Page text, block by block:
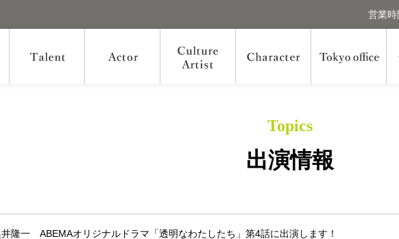
営業
Topics
出演情報
隆一 ABEMAオリジナルドラマ「透明なわたしたち」第4話に出演します！